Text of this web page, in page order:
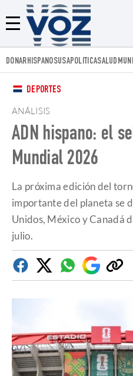
Menú
Voz.us
DONARHISPANOSUSAPOLITICASALUD
DEPORTES
ANÁLISIS
ADN hispano: el
Mundial 2026
La próxima edición del
importante del planeta se
Unidos, México y Canadá
julio.
FacebookTwitterWhatsapp
Google
Discover